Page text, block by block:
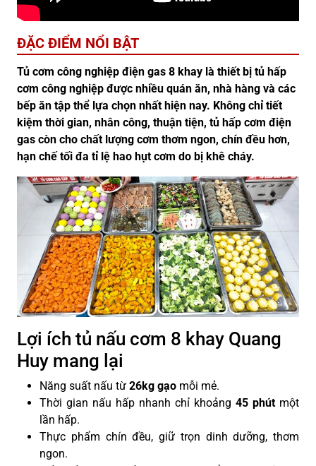
ĐẶC ĐIỂM NỔI BẬT
Tủ cơm công nghiệp điện gas 8 khay là thiết bị tủ hấp
cơm công nghiệp được nhiều quán ăn, nhà hàng và các
bếp ăn tập thể lựa chọn nhất hiện nay. Không chỉ tiết
kiệm thời gian, nhân công, thuận tiện, tủ hấp cơm điện
gas còn cho chất lượng cơm thơm ngon, chín đều hơn,
hạn chế tối đa tỉ lệ hao hụt cơm do bị khê cháy.
Lợi ích tủ nấu cơm 8 khay Quang
Huy mang lại
Năng suất nấu từ 26kg gạo mỗi mẻ.
Thời gian nấu hấp nhanh chỉ khoảng 45 phútmột
lần hấp.
Thực phẩm chín đều, giữ trọn dinh dưỡng, thơm
ngon.